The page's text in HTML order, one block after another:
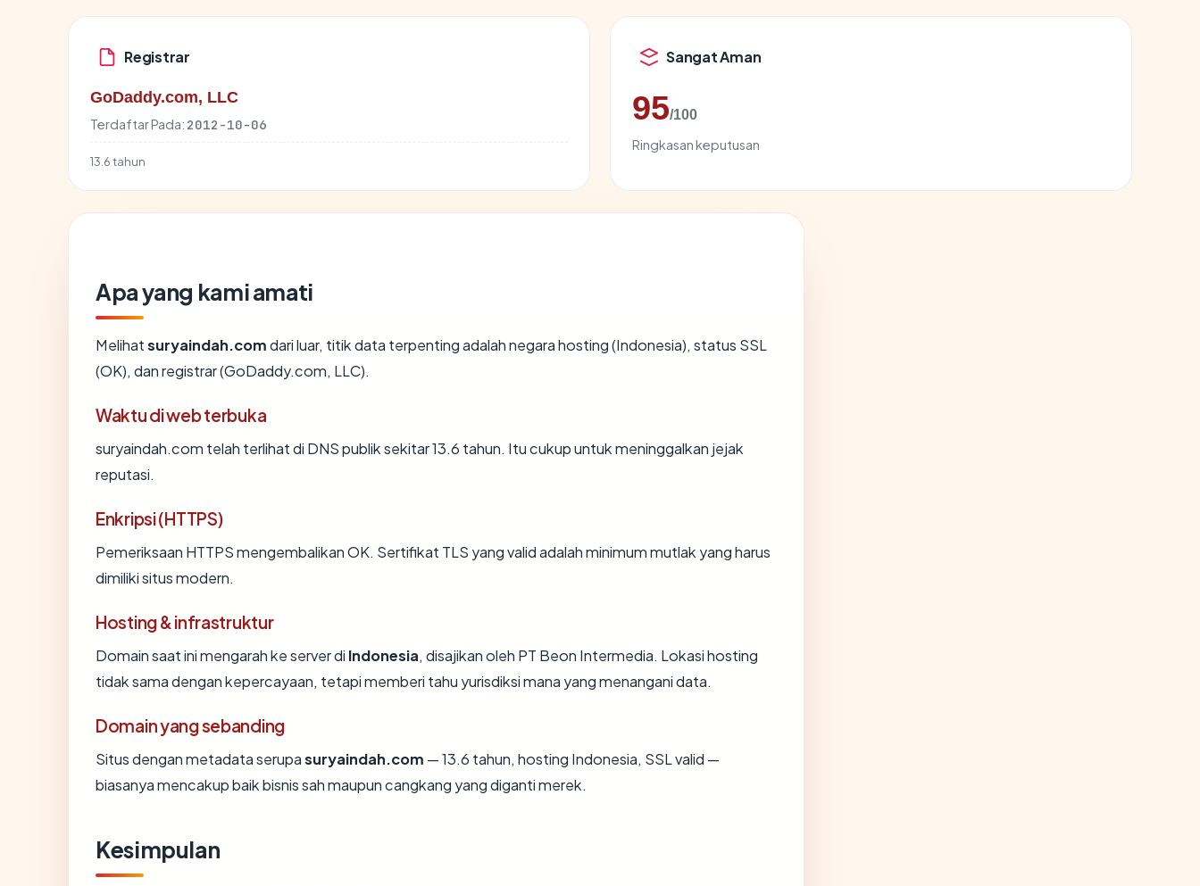
Registrar
GoDaddy.com, LLC
Terdaftar Pada: 2012-10-06
13.6 tahun
Sangat Aman
95/100
Ringkasan keputusan
Apa yang kami amati
Melihatsuryaindah.comdari luar, titik data terpenting adalah negara hosting (Indonesia), status SSL
(OK), dan registrar (GoDaddy.com, LLC).
Waktu di web terbuka
suryaindah.com telah terlihat di DNS publik sekitar 13.6 tahun. Itu cukup untuk meninggalkan jejak
reputasi.
Enkripsi (HTTPS)
Pemeriksaan HTTPS mengembalikan OK. Sertifikat TLS yang valid adalah minimum mutlak yang harus
dimiliki situs modern.
Hosting & infrastruktur
Domain saat ini mengarah ke server di Indonesia, disajikan oleh PT Beon Intermedia. Lokasi hosting
tidak sama dengan kepercayaan, tetapi memberi tahu yurisdiksi mana yang menangani data.
Domain yang sebanding
Situs dengan metadata serupasuryaindah.com — 13.6 tahun, hosting Indonesia, SSL valid —
biasanya mencakup baik bisnis sah maupun cangkang yang diganti merek.
Kesimpulan